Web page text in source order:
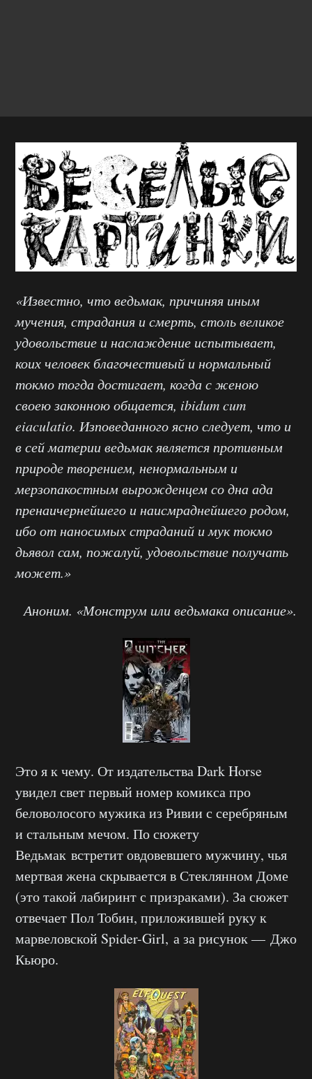
«Известно, что ведьмак, причиняя иным
мучения, страдания и смерть, столь великое
удовольствие и наслаждение испытывает,
коих человек благочестивый и нормальный
токмо тогда достигает, когда с женою
своею законною общается, ibidum cum
eiaculatio. Изповеданного ясно следует, что и
в сей материи ведьмак является противным
природе творением, ненормальным и
мерзопакостным вырожденцем со дна ада
пренаичернейшего и наисмраднейшего родом,
ибо от наносимых страданий и мук токмо
дьявол сам, пожалуй, удовольствие получать
может.»
Аноним. «Монструм или ведьмака описание».
Это я к чему. От издательства Dark Horse
увидел свет первый номер комикса про
беловолосого мужика из Ривии с серебряным
и стальным мечом. По сюжету
Ведьмак встретит овдовевшего мужчину, чья
мертвая жена скрывается в Стеклянном Доме
(это такой лабиринт с призраками). За сюжет
отвечает Пол Тобин, приложившей руку к
марвеловской Spider-Girl, а за рисунок — Джо
Кьюро.